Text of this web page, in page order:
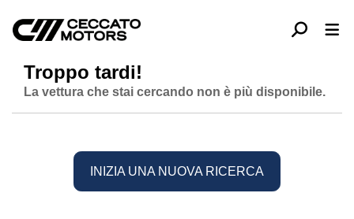
Troppo tardi!
La vettura che stai cercando non è più disponibile.
INIZIA UNA NUOVA RICERCA